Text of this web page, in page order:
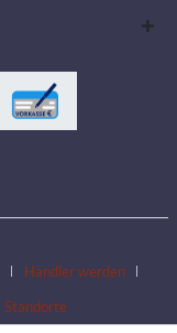
Händler werden
Standorte